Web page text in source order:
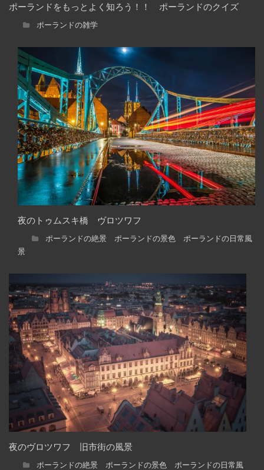
ポーランドをもっとよく知ろう！！ ポーランドのクイズ
ポーランドの雑学
夜のトゥムスキ橋 ヴロツワフ
ポーランドの絶景 ポーランドの景色 ポーランドの日常風
景
夜のヴロツワフ 旧市街の風景
ポーランドの絶景 ポーランドの景色 ポーランドの日常風